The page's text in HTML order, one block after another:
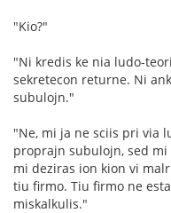
"Kio?"
"Ni kredis ke nia ludo-
sekretecon returne. Ni
subulojn."
"Ne, mi ja ne sciis pri via
proprajn subulojn, sed
mi deziras ion kion vi
tiu firmo. Tiu firmo ne
miskalkulis."